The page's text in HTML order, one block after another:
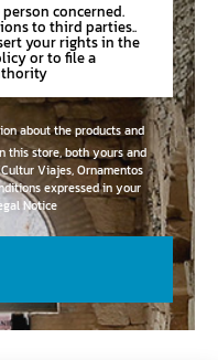
concerned.
to third parties..
your rights in the
or to file a
about the products and
this store, both yours and
Viajes, Ornamentos
expressed in your
Notice